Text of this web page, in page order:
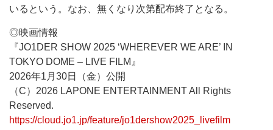
いるという。なお、無くなり次第配布終了となる。
◎映画情報
『JO1DER SHOW 2025 ‘WHEREVER WE ARE’ IN
TOKYO DOME – LIVE FILM』
2026年1月30日（金）公開
（C）2026 LAPONE ENTERTAINMENT All Rights
Reserved.
https://cloud.jo1.jp/feature/jo1dershow2025_livefilm